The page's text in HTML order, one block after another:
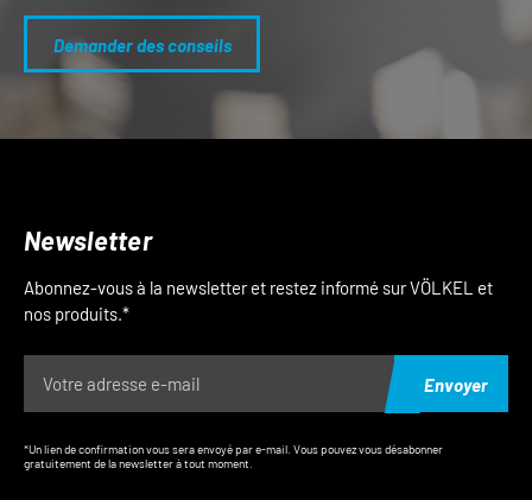
Demander des conseils
Newsletter
Abonnez-vous à la newsletter et restez informé sur VÖLKEL et
nos produits.*
Envoyer
*Un lien de confirmation vous sera envoyé par e-mail. Vous pouvez vous désabonner
gratuitement de la newsletter à tout moment.